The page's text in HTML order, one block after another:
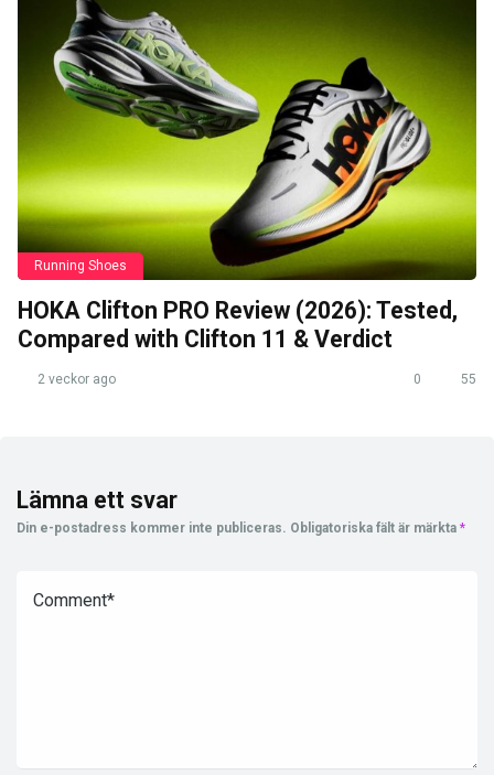
Running Shoes
HOKA Clifton PRO Review (2026): Tested,
Compared with Clifton 11 & Verdict
2 veckor ago 0 55
Lämna ett svar
Din e-postadress kommer inte publiceras. Obligatoriska fält är märkta *